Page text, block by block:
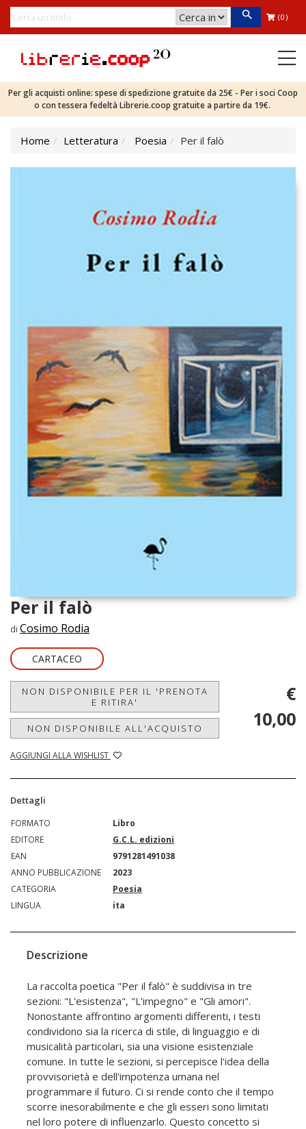
(0)
Per gli acquisti online: spese di spedizione gratuite da 25€ - Per i soci Coop
o con tessera fedeltà Librerie.coop gratuite a partire da 19€.
Home Letteratura Poesia Per il falò
Per il falò
di Cosimo Rodia
CARTACEO
NON DISPONIBILE PER IL 'PRENOTA
E RITIRA'
NON DISPONIBILE ALL'ACQUISTO
AGGIUNGI ALLA WISHLIST
€
10,00
Dettagli
FORMATO
Libro
EDITORE
G.C.L. edizioni
EAN
9791281491038
ANNO PUBBLICAZIONE
2023
CATEGORIA
Poesia
LINGUA
ita
Descrizione
La raccolta poetica "Per il falò" è suddivisa in tre
sezioni: "L'esistenza", "L'impegno" e "Gli amori".
Nonostante affrontino argomenti differenti, i testi
condividono sia la ricerca di stile, di linguaggio e di
musicalità particolari, sia una visione esistenziale
comune. In tutte le sezioni, si percepisce l'idea della
provvisorietà e dell'impotenza umana nel
programmare il futuro. Ci si rende conto che il tempo
scorre inesorabilmente e che gli esseri sono limitati
nel loro potere di influenzarlo. Questo concetto si